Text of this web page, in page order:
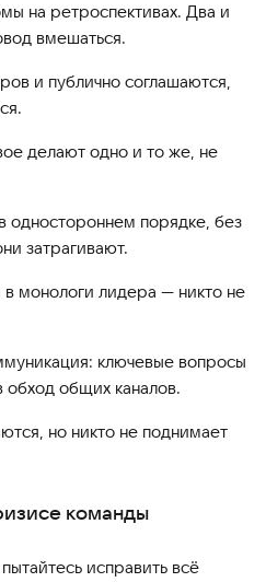
на ретроспективах. Два и
вмешаться.
и публично соглашаются,
делают одно и то же, не
одностороннем порядке, без
затрагивают.
монологи лидера — никто не
ключевые вопросы
обход общих каналов.
но никто не поднимает
команды
исправить всё